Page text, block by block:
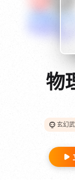
{if
28
物
玄幻